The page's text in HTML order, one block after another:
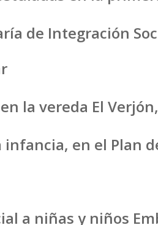
de Integración
la vereda El
en el Plan
a niñas y niños